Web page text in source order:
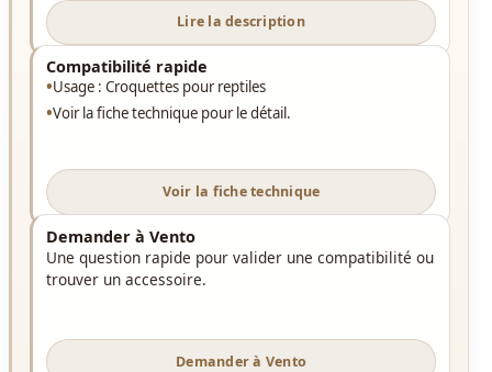
Lire la description
Compatibilité rapide
Usage : Croquettes pour reptiles
Voir la fiche technique pour le détail.
Voir la fiche technique
Demander à Vento
Une question rapide pour valider une compatibilité ou
trouver un accessoire.
Demander à Vento